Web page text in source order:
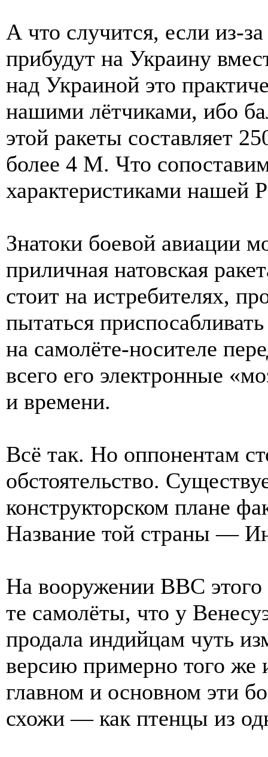
А что случится, если из-
прибудут на Украину
над Украиной это
нашими лётчиками, ибо
этой ракеты составляет
более 4 М. Что
характеристиками
Знатоки боевой авиации
приличная натовская
стоит на истребителях,
пытаться
на самолёте-носителе
всего его электронные
и времени.
Всё так. Но оппонентам
обстоятельство.
конструкторском плане
Название той страны —
На вооружении ВВС этого
те самолёты, что у
продала индийцам чуть
версию примерно того
главном и основном эти
схожи — как птенцы из